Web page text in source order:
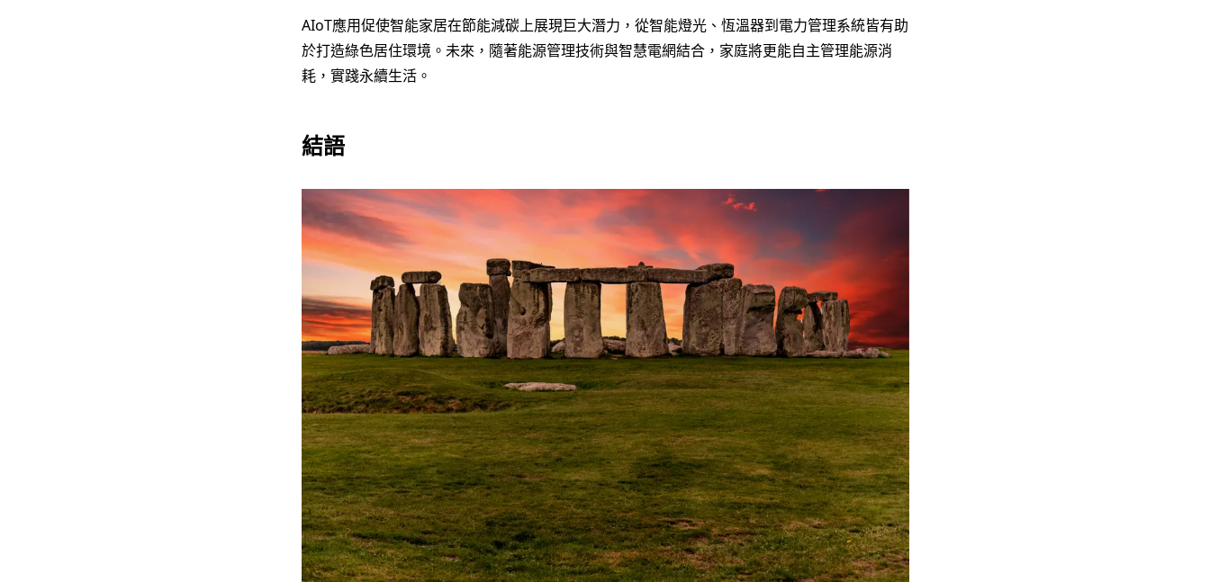
AIoT應用促使智能家居在節能減碳上展現巨大潛力，從智能燈光、恆溫器到電力管理系統皆有助
於打造綠色居住環境。未來，隨著能源管理技術與智慧電網結合，家庭將更能自主管理能源消
耗，實踐永續生活。
結語